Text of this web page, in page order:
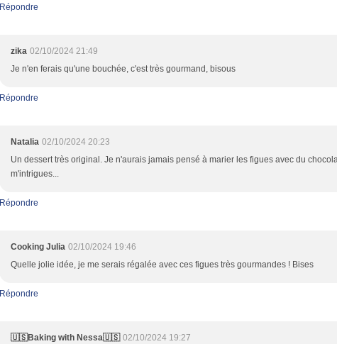
Répondre
zika 02/10/2024 21:49
Je n'en ferais qu'une bouchée, c'est très gourmand, bisous
Répondre
Natalia 02/10/2024 20:23
Un dessert très original. Je n'aurais jamais pensé à marier les figues avec du
m'intrigues...
Répondre
Cooking Julia 02/10/2024 19:46
Quelle jolie idée, je me serais régalée avec ces figues très gourmandes ! Bises
Répondre
🇺🇸Baking with Nessa🇺🇸 02/10/2024 19:27